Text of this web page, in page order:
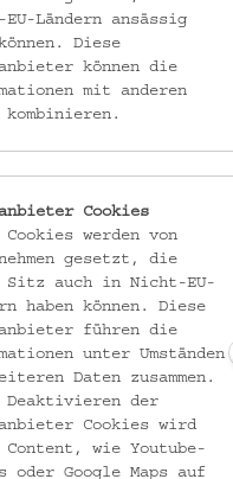
Volkskundemuseum Wien
die GeSOKS auf
Wien
Ländern ansässig
Diese
können die
mit anderen
kombinieren.
Cookies
Cookies werden von
gesetzt, die
Sitz auch in Nicht-EU-
haben können. Diese
führen die
unter Umständen
Daten zusammen.
Deaktivieren der
Cookies wird
Content, wie Youtube-
oder Google Maps auf